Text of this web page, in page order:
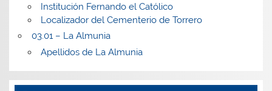
Institución Fernando el Católico
Localizador del Cementerio de Torrero
03.01 – La Almunia
Apellidos de La Almunia